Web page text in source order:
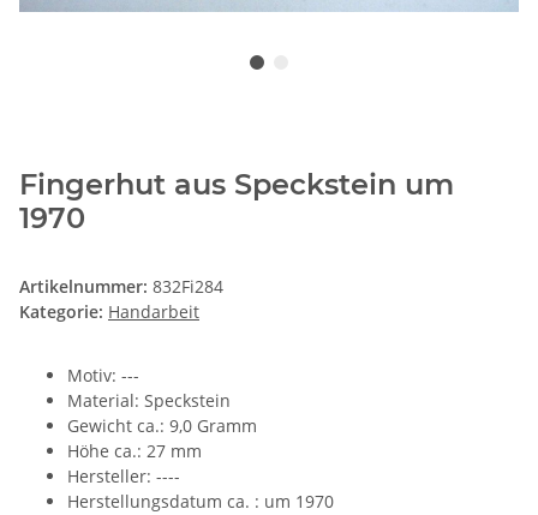
Fingerhut aus Speckstein um
1970
Artikelnummer: 832Fi284
Kategorie: Handarbeit
Motiv: ---
Material: Speckstein
Gewicht ca.: 9,0 Gramm
Höhe ca.: 27 mm
Hersteller: ----
Herstellungsdatum ca. : um 1970